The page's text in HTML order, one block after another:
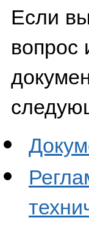
Если
вопрос